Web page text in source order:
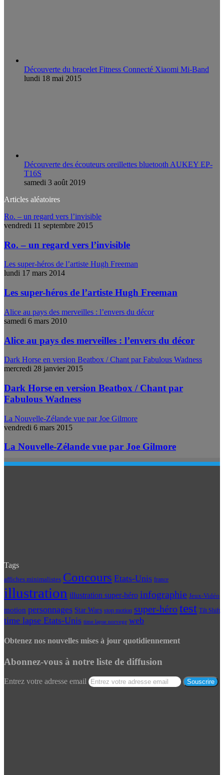
Découverte du bracelet Fitness Connecté Xiaomi Mi-Band
lundi 18 mai 2015
Découverte des écouteurs oreillettes bluetooth AUKEY EP-
T16S
samedi 3 août 2019
Articles aléatoires
Ro. – un regard vers l’invisible
vendredi 11 septembre 2015
Ro. – un regard vers l’invisible
Les super-héros de l’artiste Hugh Freeman
lundi 17 mars 2014
Les super-héros de l’artiste Hugh Freeman
Alice au pays des merveilles : l’envers du décor
samedi 6 mars 2010
Alice au pays des merveilles : l’envers du décor
Dark Horse en version Beatbox / Chant par Fabulous Wadness
mercredi 28 janvier 2015
Dark Horse en version Beatbox / Chant par
Fabulous Wadness
La Nouvelle-Zélande vue par Joe Gilmore
vendredi 6 mars 2015
La Nouvelle-Zélande vue par Joe Gilmore
Tags
affiches minimalistes Concours Etats-Unis france
illustration illustration super-héro infographie Jeux-Vidéo
motion personnages Star Wars stop motion super-hérotest Tilt Shift
time lapse Etats-Unis time lapse norvege web
Obtenez nos nouvelles mises à jour quotidiennement
Abonnez-vous à notre liste de diffusion
Entrez votre adresse email